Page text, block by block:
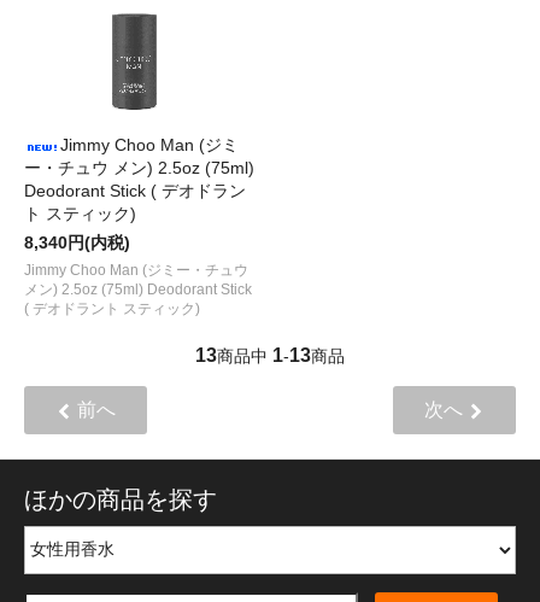
Jimmy Choo Man (ジミ
ー・チュウ メン) 2.5oz (75ml)
Deodorant Stick ( デオドラン
ト スティック)
8,340円(内税)
Jimmy Choo Man (ジミー・チュウ
メン) 2.5oz (75ml) Deodorant Stick
( デオドラント スティック)
13商品中 1-13商品
前へ 次へ
ほかの商品を探す